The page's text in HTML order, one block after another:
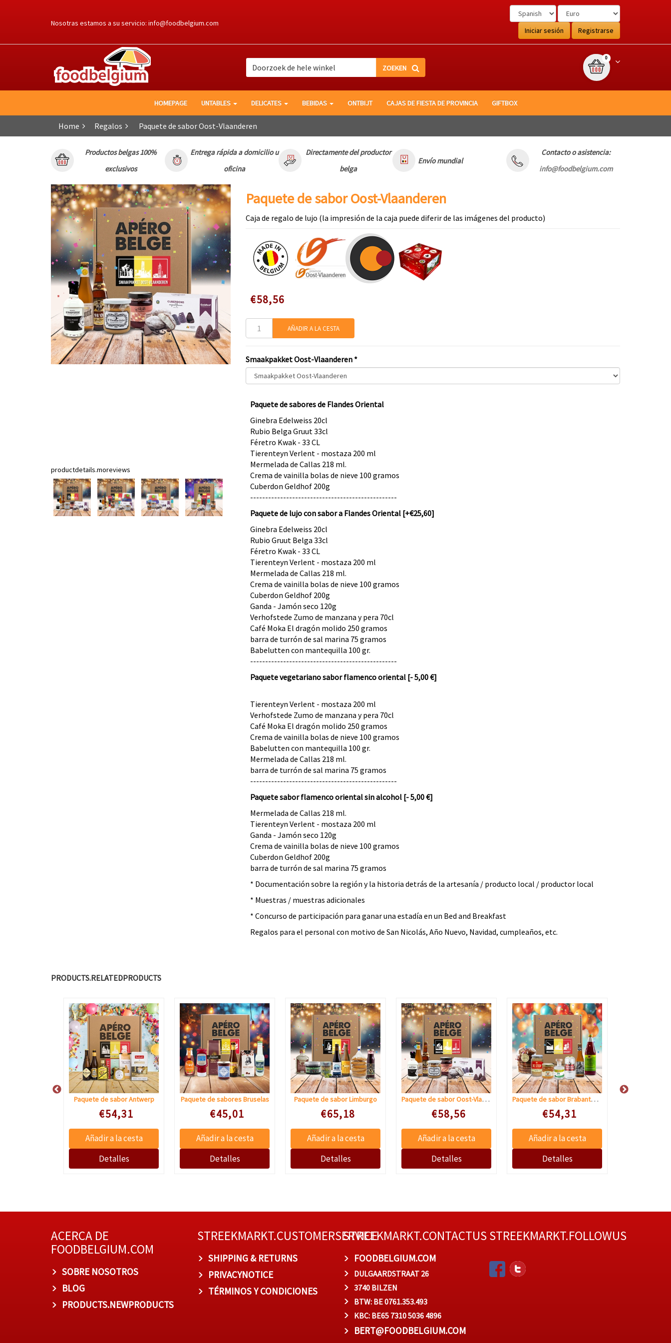
de
Nosotras estamos a su servicio: info@foodbelgium.com
Iniciar sesión
Registrarse
search
search
Winkelwagen
0{0} item(s)
HOMEPAGE UNTABLES DELICATES BEBIDAS ONTBIJT CAJAS DE FIESTA DE PROVINCIA GIFTBOX
Home Regalos Paquete de sabor Oost-Vlaanderen
Productos belgas 100%
exclusivos
Entrega rápida a domicilio u
oficina
Directamente del productor
belga
Envío mundial
Contacto o asistencia:
info@foodbelgium.com
productdetails.moreviews
Paquete de sabor Oost-Vlaanderen
Caja de regalo de lujo (la impresión de la caja puede diferir de las imágenes del producto)
Speciale
€58,56
AÑADIR A LA CESTA
Smaakpakket Oost-Vlaanderen *
Paquete de sabores de Flandes Oriental
Ginebra Edelweiss 20cl
Rubio Belga Gruut 33cl
Féretro Kwak - 33 CL
Tierenteyn Verlent - mostaza 200 ml
Mermelada de Callas 218 ml.
Crema de vainilla bolas de nieve 100 gramos
Cuberdon Geldhof 200g
-------------------------------------------------
Paquete de lujo con sabor a Flandes Oriental [+€25,60]
Ginebra Edelweiss 20cl
Rubio Gruut Belga 33cl
Féretro Kwak - 33 CL
Tierenteyn Verlent - mostaza 200 ml
Mermelada de Callas 218 ml.
Crema de vainilla bolas de nieve 100 gramos
Cuberdon Geldhof 200g
Ganda - Jamón seco 120g
Verhofstede Zumo de manzana y pera 70cl
Café Moka El dragón molido 250 gramos
barra de turrón de sal marina 75 gramos
Babelutten con mantequilla 100 gr.
-------------------------------------------------
Paquete vegetariano sabor flamenco oriental [- 5,00 €]
Tierenteyn Verlent - mostaza 200 ml
Verhofstede Zumo de manzana y pera 70cl
Café Moka El dragón molido 250 gramos
Crema de vainilla bolas de nieve 100 gramos
Babelutten con mantequilla 100 gr.
Mermelada de Callas 218 ml.
barra de turrón de sal marina 75 gramos
-------------------------------------------------
Paquete sabor flamenco oriental sin alcohol [- 5,00 €]
Mermelada de Callas 218 ml.
Tierenteyn Verlent - mostaza 200 ml
Ganda - Jamón seco 120g
Crema de vainilla bolas de nieve 100 gramos
Cuberdon Geldhof 200g
barra de turrón de sal marina 75 gramos
* Documentación sobre la región y la historia detrás de la artesanía / producto local / productor local
* Muestras / muestras adicionales
* Concurso de participación para ganar una estadía en un Bed and Breakfast
Regalos para el personal con motivo de San Nicolás, Año Nuevo, Navidad, cumpleaños, etc.
PRODUCTS.RELATEDPRODUCTS
Paquete de sabor Antwerp
Speciale prijs
€54,31
Paquete de sabores Bruselas
Speciale prijs
€45,01
Paquete de sabor Limburgo
Speciale prijs
€65,18
Paquete de sabor Oost-Vlaanderen
Speciale prijs
€58,56
Paquete de sabor Brabante Flamenco
Speciale prijs
€54,31
ACERCA DE
FOODBELGIUM.COM
SOBRE NOSOTROS
BLOG
PRODUCTS.NEWPRODUCTS
STREEKMARKT.CUSTOMERSERVICE
SHIPPING & RETURNS
PRIVACYNOTICE
TÉRMINOS Y CONDICIONES
STREEKMARKT.CONTACTUS
FOODBELGIUM.COM
DULGAARDSTRAAT 26
3740 BILZEN
BTW: BE 0761.353.493
KBC: BE65 7310 5036 4896
BERT@FOODBELGIUM.COM
STREEKMARKT.FOLLOWUS